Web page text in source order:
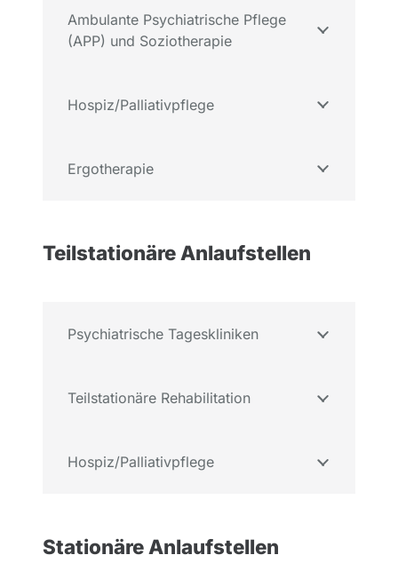
Ambulante Psychiatrische Pflege
(APP) und Soziotherapie
Hospiz/Palliativpflege
Ergotherapie
Teilstationäre Anlaufstellen
Psychiatrische Tageskliniken
Teilstationäre Rehabilitation
Hospiz/Palliativpflege
Stationäre Anlaufstellen